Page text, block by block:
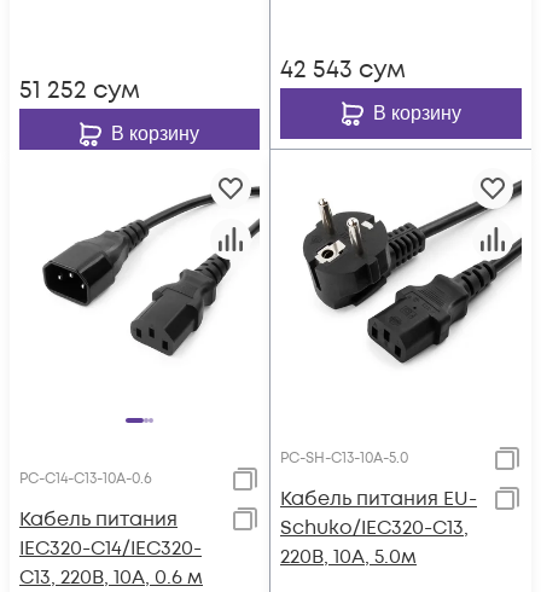
51 252 сум
В корзину
42 543 сум
В корзину
PC-C14-C13-10A-0.6
Кабель питания
IEC320-C14/IEC320-
C13, 220B, 10А, 0.6 м
PC-SH-C13-10A-5.0
Кабель питания EU-
Schuko/IEC320-C13,
220B, 10А, 5.0м